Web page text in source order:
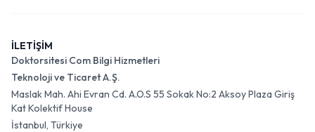
İLETİŞİM
Doktorsitesi Com Bilgi Hizmetleri
Teknoloji ve Ticaret A.Ş.
Maslak Mah. Ahi Evran Cd. A.O.S 55 Sokak No:2 Aksoy Plaza Giriş
Kat Kolektif House
İstanbul, Türkiye